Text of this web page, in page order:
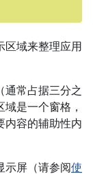
区域来整理应用
通常占据三分之
是一个窗格，
内容的辅助性内
示屏（请参阅使